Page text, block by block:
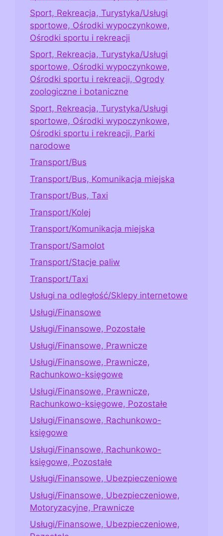
Sport, Rekreacja, Turystyka/Usługi
sportowe, Ośrodki wypoczynkowe,
Ośrodki sportu i rekreacji
Sport, Rekreacja, Turystyka/Usługi
sportowe, Ośrodki wypoczynkowe,
Ośrodki sportu i rekreacji, Ogrody
zoologiczne i botaniczne
Sport, Rekreacja, Turystyka/Usługi
sportowe, Ośrodki wypoczynkowe,
Ośrodki sportu i rekreacji, Parki
narodowe
Transport/Bus
Transport/Bus, Komunikacja miejska
Transport/Bus, Taxi
Transport/Kolej
Transport/Komunikacja miejska
Transport/Samolot
Transport/Stacje paliw
Transport/Taxi
Usługi na odległość/Sklepy internetowe
Usługi/Finansowe
Usługi/Finansowe, Pozostałe
Usługi/Finansowe, Prawnicze
Usługi/Finansowe, Prawnicze,
Rachunkowo-księgowe
Usługi/Finansowe, Prawnicze,
Rachunkowo-księgowe, Pozostałe
Usługi/Finansowe, Rachunkowo-
księgowe
Usługi/Finansowe, Rachunkowo-
księgowe, Pozostałe
Usługi/Finansowe, Ubezpieczeniowe
Usługi/Finansowe, Ubezpieczeniowe,
Motoryzacyjne, Prawnicze
Usługi/Finansowe, Ubezpieczeniowe,